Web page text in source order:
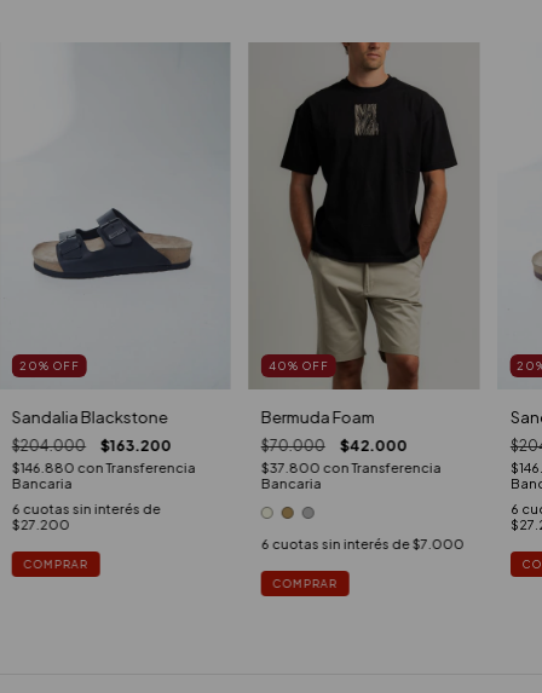
20% OFF
Sandalia Blackstone
$204.000 $163.200
$146.880 con Transferencia
Bancaria
6 cuotas sin interés de
$27.200
COMPRAR
40% OFF
Bermuda Foam
$70.000 $42.000
$37.800 con Transferencia
Bancaria
6 cuotas sin interés de$7.000
COMPRAR
20
6